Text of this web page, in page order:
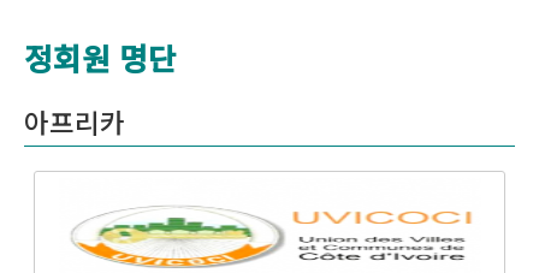
정회원 명단
아프리카